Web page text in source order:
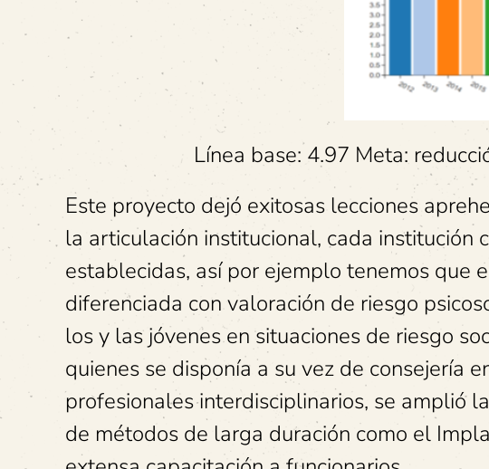
Línea base: 4.97 Meta:
Este proyecto dejó exitosas lecciones
la articulación institucional, cada institución
establecidas, así por ejemplo tenemos que
diferenciada con valoración de riesgo
los y las jóvenes en situaciones de riesgo
quienes se disponía a su vez de consejería
profesionales interdisciplinarios, se amplió
de métodos de larga duración como el